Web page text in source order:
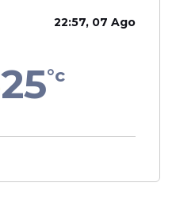
22:57, 07 Ago
25°c